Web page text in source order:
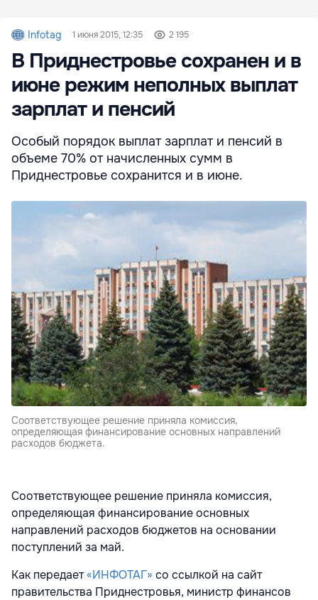
Infotag 1 июня 2015, 12:35 2 195
В Приднестровье сохранен и в
июне режим неполных выплат
зарплат и пенсий
Особый порядок выплат зарплат и пенсий в
объеме 70% от начисленных сумм в
Приднестровье сохранится и в июне.
Соответствующее решение приняла комиссия,
определяющая финансирование основных направлений
расходов бюджета.
Соответствующее решение приняла комиссия,
определяющая финансирование основных
направлений расходов бюджетов на основании
поступлений за май.
Как передает«ИНФОТАГ» со ссылкой на сайт
правительства Приднестровья, министр финансов